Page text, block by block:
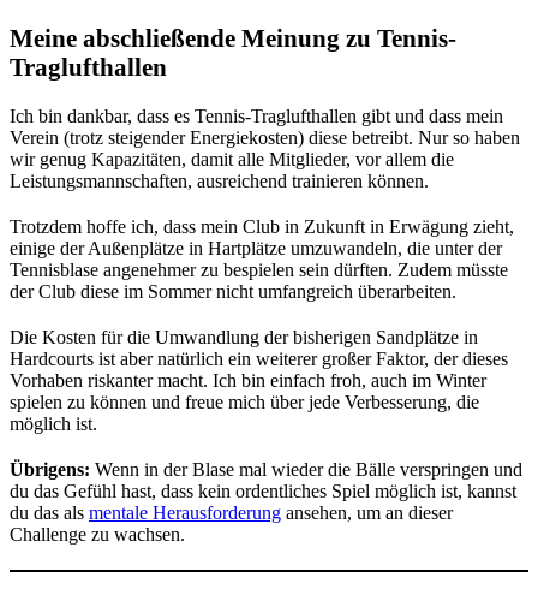
Meine abschließende Meinung zu Tennis-
Traglufthallen
Ich bin dankbar, dass es Tennis-Traglufthallen gibt und dass mein
Verein (trotz steigender Energiekosten) diese betreibt. Nur so haben
wir genug Kapazitäten, damit alle Mitglieder, vor allem die
Leistungsmannschaften, ausreichend trainieren können.
Trotzdem hoffe ich, dass mein Club in Zukunft in Erwägung zieht,
einige der Außenplätze in Hartplätze umzuwandeln, die unter der
Tennisblase angenehmer zu bespielen sein dürften. Zudem müsste
der Club diese im Sommer nicht umfangreich überarbeiten.
Die Kosten für die Umwandlung der bisherigen Sandplätze in
Hardcourts ist aber natürlich ein weiterer großer Faktor, der dieses
Vorhaben riskanter macht. Ich bin einfach froh, auch im Winter
spielen zu können und freue mich über jede Verbesserung, die
möglich ist.
Übrigens: Wenn in der Blase mal wieder die Bälle verspringen und
du das Gefühl hast, dass kein ordentliches Spiel möglich ist, kannst
du das als mentale Herausforderung ansehen, um an dieser
Challenge zu wachsen.